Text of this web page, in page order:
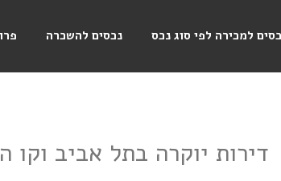
למכירה לפי סוג נכס נכסים להשכרה
דירות יוקרה בתל אביב וקו